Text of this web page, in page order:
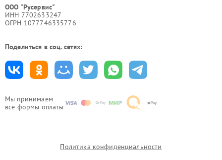
Мы принимаем
все формы оплаты
ООО "Русервис"
ИНН 7702633247
ОГРН 1077746335776
Поделиться в соц. сетях:
Политика конфиденциальности